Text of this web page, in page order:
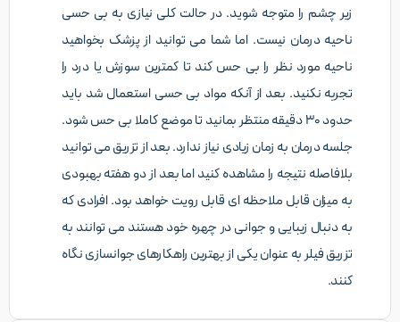
زیر چشم را متوجه شوید. در حالت کلی نیازی به بی حسی
ناحیه درمان نیست. اما شما می توانید از پزشک بخواهید
ناحیه مورد نظر را بی حس کند تا کمترین سوزش یا درد را
تجربه نکنید. بعد از آنکه مواد بی حسی استعمال شد باید
حدود 30 دقیقه منتظر بمانید تا موضع کاملا بی حس شود.
جلسه درمان به زمان زیادی نیاز ندارد. بعد از تزریق می توانید
بلافاصله نتیجه را مشاهده کنید اما بعد از دو هفته بهبودی
به میزان قابل ملاحظه ای قابل رویت خواهد بود. افرادی که
به دنبال زیبایی و جوانی در چهره خود هستند می توانند به
تزریق فیلر به عنوان یکی از بهترین راهکارهای جوانسازی نگاه
کنند.